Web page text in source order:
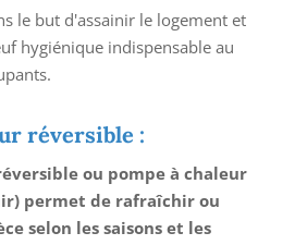
le but d'assainir le logement et
hygiénique indispensable au
réversible :
ou pompe à chaleur
permet de rafraîchir ou
selon les saisons et les